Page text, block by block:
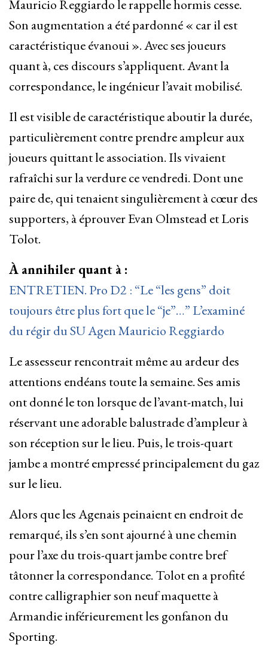
Mauricio Reggiardo le rappelle hormis cesse.
Son augmentation a été pardonné « car il est
caractéristique évanoui ». Avec ses joueurs
quant à, ces discours s’appliquent. Avant la
correspondance, le ingénieur l’avait mobilisé.
Il est visible de caractéristique aboutir la durée,
particulièrement contre prendre ampleur aux
joueurs quittant le association. Ils vivaient
rafraîchi sur la verdure ce vendredi. Dont une
paire de, qui tenaient singulièrement à cœur des
supporters, à éprouver Evan Olmstead et Loris
Tolot.
À annihiler quant à :
ENTRETIEN. Pro D2 : “Le “les gens” doit
toujours être plus fort que le “je”…” L’examiné
du régir du SU Agen Mauricio Reggiardo
Le assesseur rencontrait même au ardeur des
attentions endéans toute la semaine. Ses amis
ont donné le ton lorsque de l’avant-match, lui
réservant une adorable balustrade d’ampleur à
son réception sur le lieu. Puis, le trois-quart
jambe a montré empressé principalement du gaz
sur le lieu.
Alors que les Agenais peinaient en endroit de
remarqué, ils s’en sont ajourné à une chemin
pour l’axe du trois-quart jambe contre bref
tâtonner la correspondance. Tolot en a profité
contre calligraphier son neuf maquette à
Armandie inférieurement les gonfanon du
Sporting.